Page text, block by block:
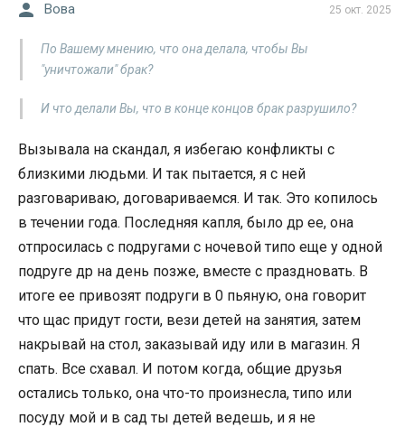
25 окт. 2025
Вова
По Вашему мнению, что она делала, чтобы Вы
"уничтожали" брак?
И что делали Вы, что в конце концов брак разрушило?
Вызывала на скандал, я избегаю конфликты с
близкими людьми. И так пытается, я с ней
разговариваю, договариваемся. И так. Это копилось
в течении года. Последняя капля, было др ее, она
отпросилась с подругами с ночевой типо еще у одной
подруге др на день позже, вместе с праздновать. В
итоге ее привозят подруги в 0 пьяную, она говорит
что щас придут гости, вези детей на занятия, затем
накрывай на стол, заказывай иду или в магазин. Я
спать. Все схавал. И потом когда, общие друзья
остались только, она что-то произнесла, типо или
посуду мой и в сад ты детей ведешь, и я не